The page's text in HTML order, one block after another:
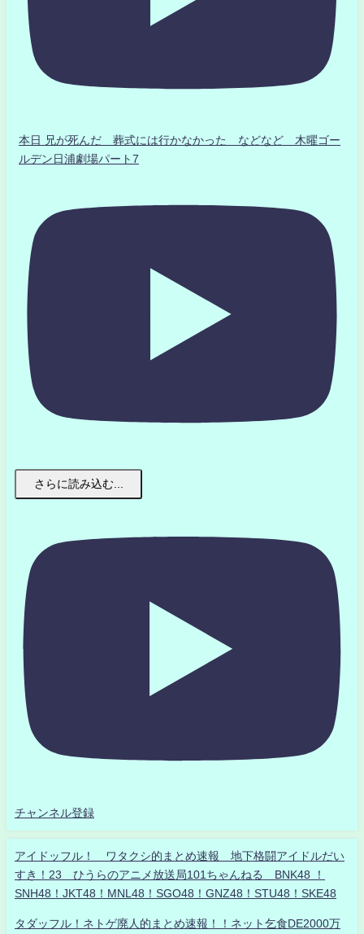
本日 兄が死んだ 葬式には行かなかった などなど 木曜ゴー
ルデン日浦劇場パート7
さらに読み込む...
チャンネル登録
アイドッフル！ ワタクシ的まとめ速報 地下格闘アイドルだい
すき！23 ひうらのアニメ放送局101ちゃんねる BNK48 ！
SNH48！JKT48！MNL48！SGO48！GNZ48！STU48！SKE48
タダッフル！ネトゲ廃人的まとめ速報！！ネット乞食DE2000万